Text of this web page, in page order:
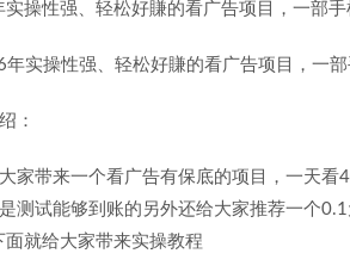
操性强、轻松好賺的看广告项目，一部
：
家带来一个看广告有保底的项目，一天
测试能够到账的另外还给大家推荐一个
就给大家带来实操教程